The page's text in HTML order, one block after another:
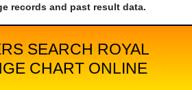
records and past result data.
SEARCH ROYAL
CHART ONLINE